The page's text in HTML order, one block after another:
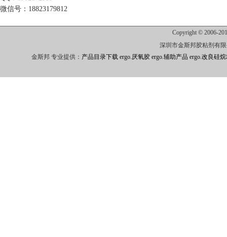
微信号：18823179812
Copyright © 2006-
深圳市金斯邦胶粘剂有
金斯邦 专业提供： 产品目录下载 ergo.厌氧胶 ergo.辅助产品 ergo.改良硅